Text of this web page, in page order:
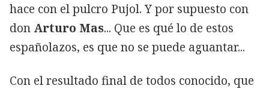
hace con el pulcro Pujol. Y por supuesto con
don Arturo Mas... Que es qué lo de estos
españolazos, es que no se puede aguantar...
Con el resultado final de todos conocido, que